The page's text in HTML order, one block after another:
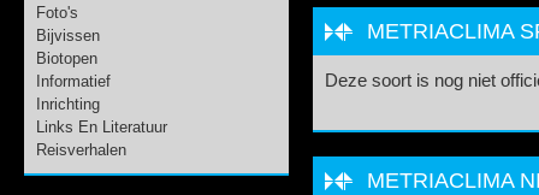
METRIACLIMA
Deze soort is nog niet
METRIACLIMA
Foto's
Bijvissen
Biotopen
Informatief
Inrichting
Links En Literatuur
Reisverhalen